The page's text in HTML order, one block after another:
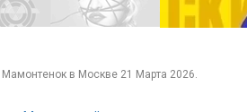
Мамонтенок в Москве 21 Марта 2026.